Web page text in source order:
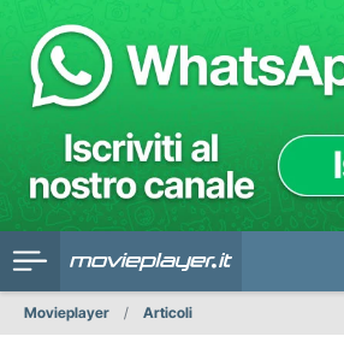
Movieplayer Articoli